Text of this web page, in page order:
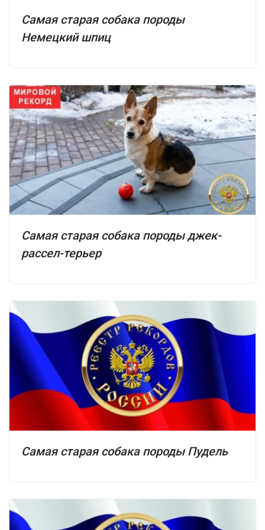
Самая старая собака породы
Немецкий шпиц
Самая старая собака породы джек-
рассел-терьер
Самая старая собака породы Пудель